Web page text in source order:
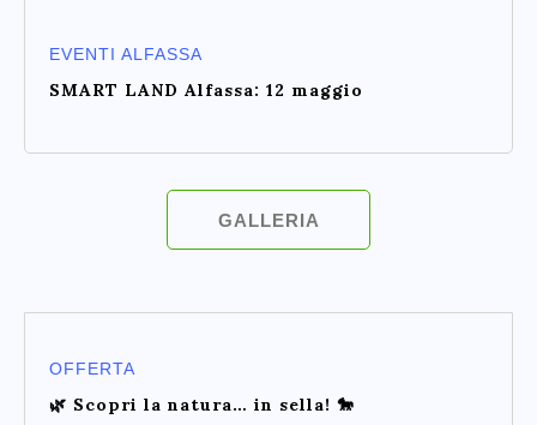
EVENTI ALFASSA
SMART LAND Alfassa: 12 maggio
GALLERIA
OFFERTA
🌿 Scopri la natura… in sella! 🐎